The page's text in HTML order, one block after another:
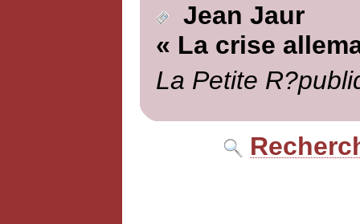
Jean Jaur
« La crise
La Petite